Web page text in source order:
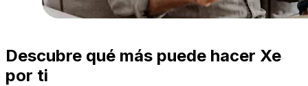
Descubre qué más puede hacer Xe
por ti